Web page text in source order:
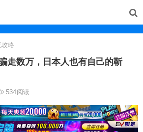
略
走数万，日本人也有自己的靳
534阅读